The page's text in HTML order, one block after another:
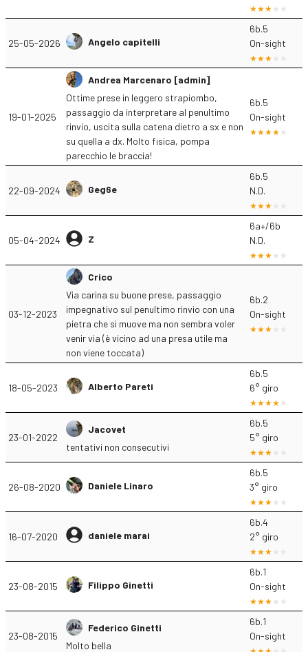
25-05-2026 Angelo capitelli
6b.5
On-sight
19-01-2025
Andrea Marcenaro [admin]
Ottime prese in leggero strapiombo,
passaggio da interpretare al penultimo
rinvio, uscita sulla catena dietro a sx e non
su quella a dx. Molto fisica, pompa
parecchio le braccia!
6b.5
On-sight
22-09-2024 Geg6e
6b.5
N.D.
05-04-2024 Z
6a+/6b
N.D.
03-12-2023
Crico
Via carina su buone prese, passaggio
impegnativo sul penultimo rinvio con una
pietra che si muove ma non sembra voler
venir via (è vicino ad una presa utile ma
non viene toccata)
6b.2
On-sight
18-05-2023 Alberto Pareti
6b.5
6° giro
23-01-2022
Jacovet
tentativi non consecutivi
6b.5
5° giro
26-08-2020 Daniele Linaro
6b.5
3° giro
16-07-2020 daniele marai
6b.4
2° giro
23-08-2015 Filippo Ginetti
6b.1
On-sight
23-08-2015
Federico Ginetti
Molto bella
6b.1
On-sight